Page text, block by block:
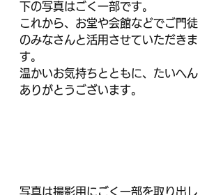
下の写真はごく一部です。
これから、お堂や会館などでご門徒
のみなさんと活用させていただきま
す。
温かいお気持ちとともに、たいへん
ありがとうございます。
写真は撮影用にごく一部を取り出し